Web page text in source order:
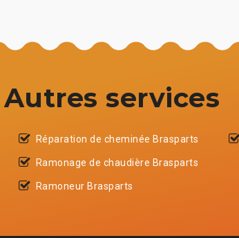
Autres services
Réparation de cheminée Brasparts
Ramonage de chaudière Brasparts
Ramoneur Brasparts